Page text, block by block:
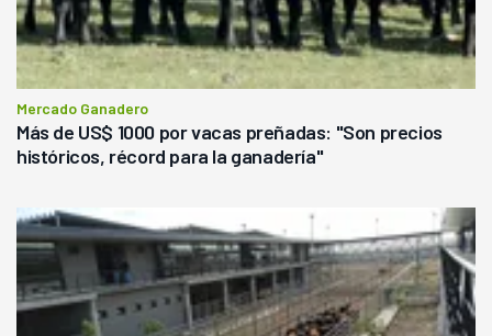
Mercado Ganadero
Más de US$ 1000 por vacas preñadas: "Son precios
históricos, récord para la ganadería"